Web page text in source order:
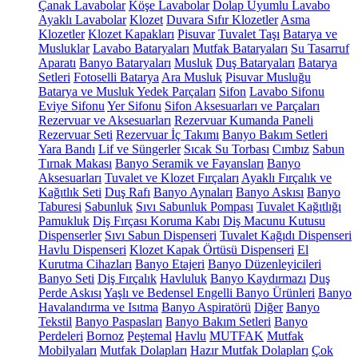
Çanak Lavabolar Köşe Lavabolar Dolap Uyumlu Lavabo
Ayaklı Lavabolar Klozet Duvara Sıfır Klozetler Asma
Klozetler Klozet Kapakları Pisuvar Tuvalet Taşı Batarya ve
Musluklar Lavabo Bataryaları Mutfak Bataryaları Su Tasarruf
Aparatı Banyo Bataryaları Musluk Duş Bataryaları Batarya
Setleri Fotoselli Batarya Ara Musluk Pisuvar Musluğu
Batarya ve Musluk Yedek Parçaları Sifon Lavabo Sifonu
Eviye Sifonu Yer Sifonu Sifon Aksesuarları ve Parçaları
Rezervuar ve Aksesuarları Rezervuar Kumanda Paneli
Rezervuar Seti Rezervuar İç Takımı Banyo Bakım Setleri
Yara Bandı Lif ve Süngerler Sıcak Su Torbası Cımbız Sabun
Tırnak Makası Banyo Seramik ve Fayansları Banyo
Aksesuarları Tuvalet ve Klozet Fırçaları Ayaklı Fırçalık ve
Kağıtlık Seti Duş Rafı Banyo Aynaları Banyo Askısı Banyo
Taburesi Sabunluk Sıvı Sabunluk Pompası Tuvalet Kağıtlığı
Pamukluk Diş Fırçası Koruma Kabı Diş Macunu Kutusu
Dispenserler Sıvı Sabun Dispenseri Tuvalet Kağıdı Dispenseri
Havlu Dispenseri Klozet Kapak Örtüsü Dispenseri El
Kurutma Cihazları Banyo Etajeri Banyo Düzenleyicileri
Banyo Seti Diş Fırçalık Havluluk Banyo Kaydırmazı Duş
Perde Askısı Yaşlı ve Bedensel Engelli Banyo Ürünleri Banyo
Havalandırma ve Isıtma Banyo Aspiratörü Diğer Banyo
Tekstil Banyo Paspasları Banyo Bakım Setleri Banyo
Perdeleri Bornoz Peştemal Havlu MUTFAK Mutfak
Mobilyaları Mutfak Dolapları Hazır Mutfak Dolapları Çok